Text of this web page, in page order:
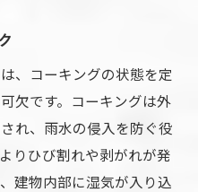
、コーキングの状態を定
欠です。コーキングは外
れ、雨水の侵入を防ぐ役
りひび割れや剥がれが発
建物内部に湿気が入り込